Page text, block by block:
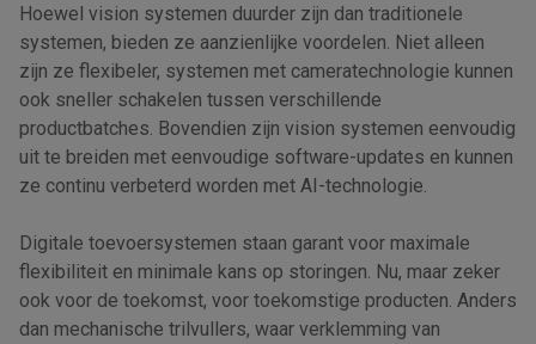
Hoewel vision systemen duurder zijn dan traditionele
systemen, bieden ze aanzienlijke voordelen. Niet alleen
zijn ze flexibeler, systemen met cameratechnologie kunnen
ook sneller schakelen tussen verschillende
productbatches. Bovendien zijn vision systemen eenvoudig
uit te breiden met eenvoudige software-updates en kunnen
ze continu verbeterd worden met AI-technologie.
Digitale toevoersystemen staan garant voor maximale
flexibiliteit en minimale kans op storingen. Nu, maar zeker
ook voor de toekomst, voor toekomstige producten. Anders
dan mechanische trilvullers, waar verklemming van